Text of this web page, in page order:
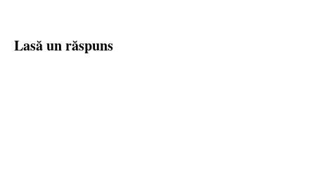
Lasă un răspuns